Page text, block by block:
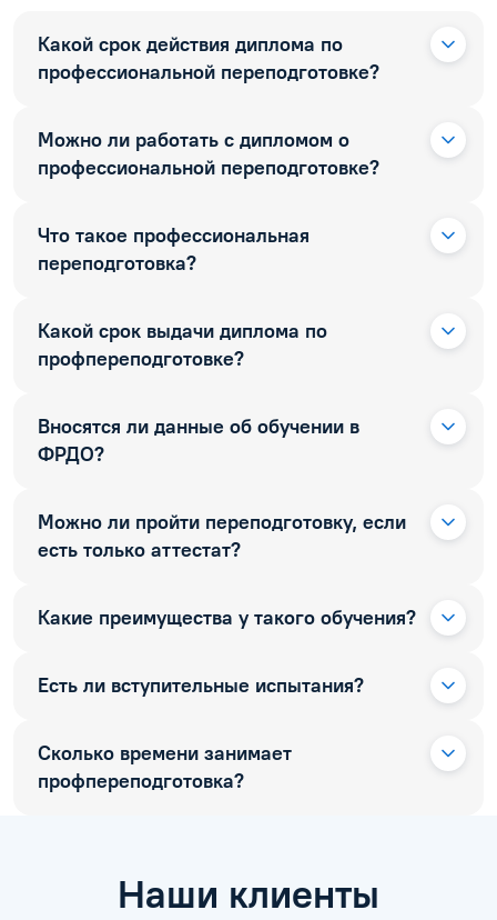
Какой срок действия диплома по
профессиональной переподготовке?
Можно ли работать с дипломом о
профессиональной переподготовке?
Что такое профессиональная
переподготовка?
Какой срок выдачи диплома по
профпереподготовке?
Вносятся ли данные об обучении в
ФРДО?
Можно ли пройти переподготовку, если
есть только аттестат?
Какие преимущества у такого обучения?
Есть ли вступительные испытания?
Сколько времени занимает
профпереподготовка?
Наши клиенты